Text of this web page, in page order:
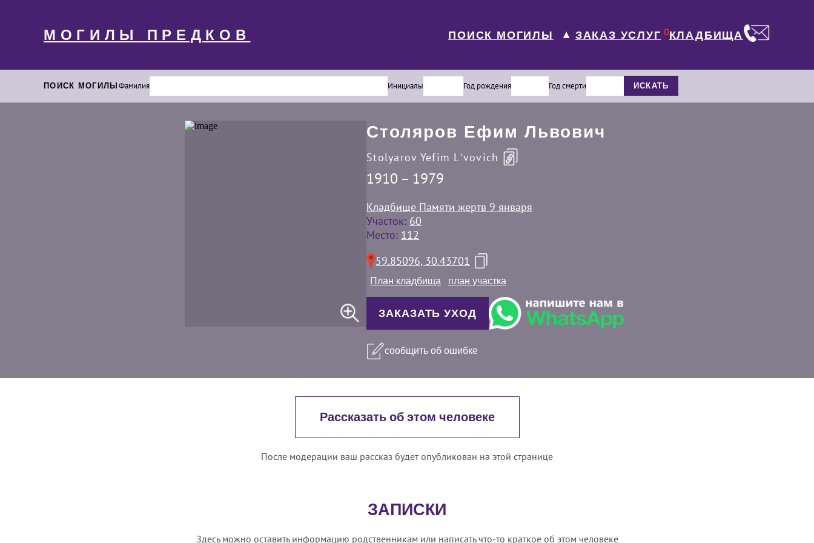
МОГИЛЫ ПРЕДКОВ ПОИСК МОГИЛЫ ▼ ЗАКАЗ УСЛУГ 0КЛАДБИЩА
ПОИСК МОГИЛЫФамилия Инициалы Год рождения Год смерти ИСКАТЬ
Столяров Ефим Львович
Stolyarov Yefim Lʹvovich
1910 – 1979
Кладбище Памяти жертв 9 января
Участок: 60
Место: 112
59.85096, 30.43701
План кладбища план участка
ЗАКАЗАТЬ УХОД
сообщить об ошибке
Рассказать об этом человеке
После модерации ваш рассказ будет опубликован на этой странице
ЗАПИСКИ
Здесь можно оставить информацию родственникам или написать что-то краткое об этом человеке